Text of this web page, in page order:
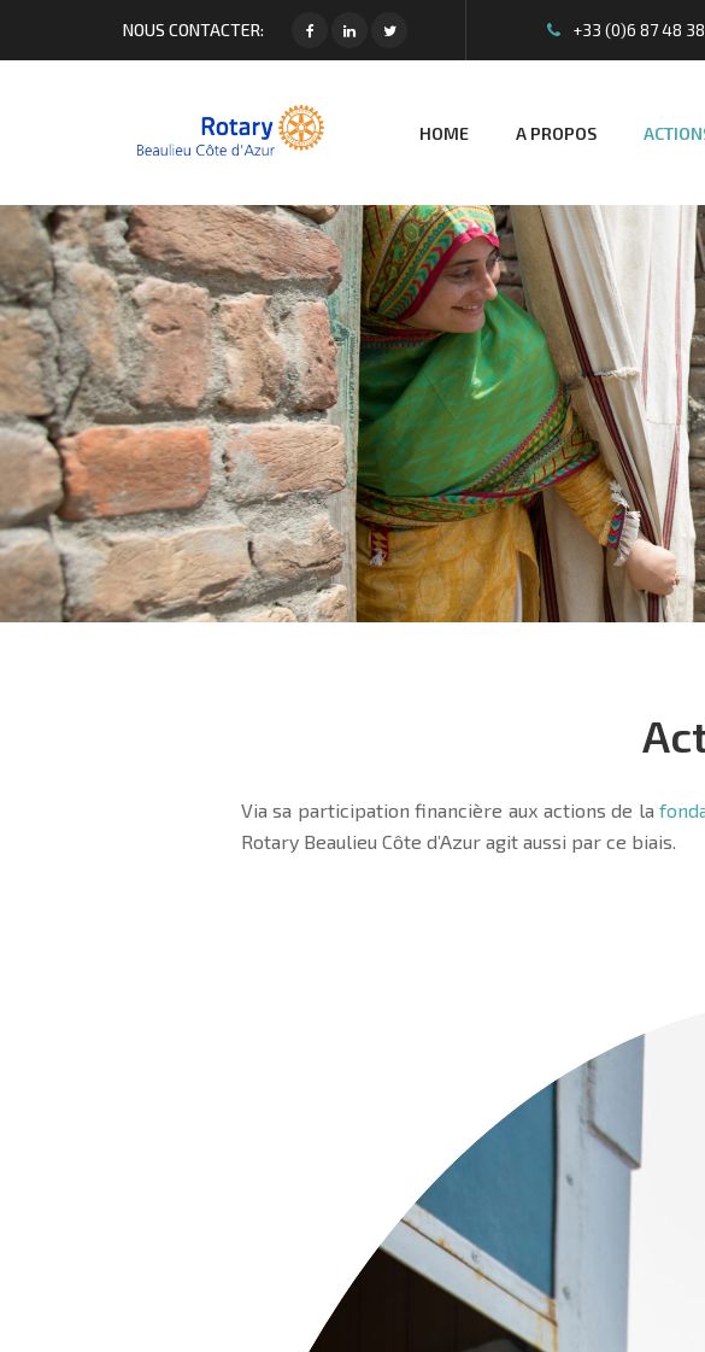
NOUS CONTACTER: +33 (0)6 87 48
HOME A PROPOS
Via sa participation financière aux actions de la
Rotary Beaulieu Côte d’Azur agit aussi par ce biais.